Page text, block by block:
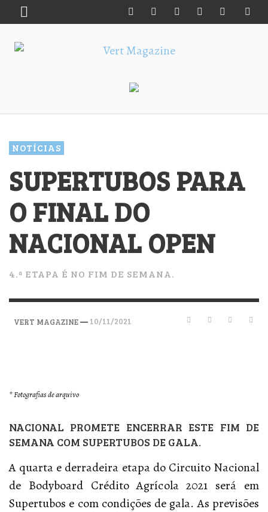
NOTÍCIAS
SUPERTUBOS PARA
O FINAL DO
NACIONAL OPEN
4.ª ETAPA É NO FIM DE SEMANA.
VERT MAGAZINE— 10/11/2021
* Fotografias de arquivo
NACIONAL PROMETE ENCERRAR ESTE FIM DE
SEMANA COM SUPERTUBOS DE GALA.
A quarta e derradeira etapa do Circuito Nacional
de Bodyboard Crédito Agrícola 2021 será em
Supertubos e com condições de gala. As previsões